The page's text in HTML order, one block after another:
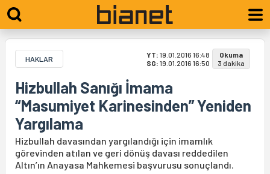
HAKLAR YT: 19.01.2016 16:48
SG: 19.01.2016 16:50
Okuma
3 dakika
Hizbullah Sanığı İmama
“Masumiyet Karinesinden” Yeniden
Yargılama
Hizbullah davasından yargılandığı için imamlık
görevinden atılan ve geri dönüş davası reddedilen
Altın’ın Anayasa Mahkemesi başvurusu sonuçlandı.